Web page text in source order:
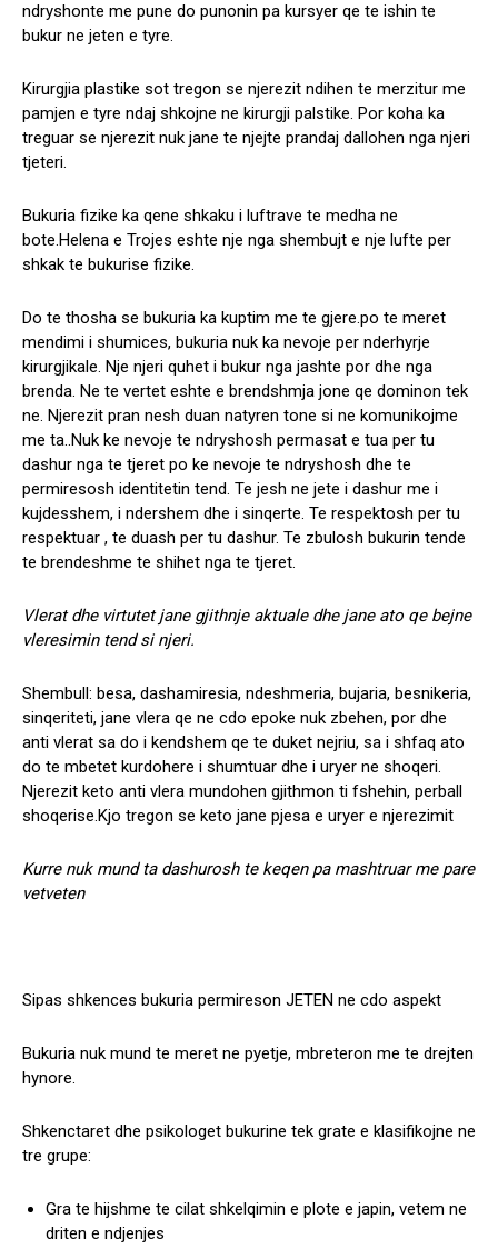
ndryshonte me pune do punonin pa kursyer qe te ishin te
bukur ne jeten e tyre.
Kirurgjia plastike sot tregon se njerezit ndihen te merzitur me
pamjen e tyre ndaj shkojne ne kirurgji palstike. Por koha ka
treguar se njerezit nuk jane te njejte prandaj dallohen nga njeri
tjeteri.
Bukuria fizike ka qene shkaku i luftrave te medha ne
bote.Helena e Trojes eshte nje nga shembujt e nje lufte per
shkak te bukurise fizike.
Do te thosha se bukuria ka kuptim me te gjere.po te meret
mendimi i shumices, bukuria nuk ka nevoje per nderhyrje
kirurgjikale. Nje njeri quhet i bukur nga jashte por dhe nga
brenda. Ne te vertet eshte e brendshmja jone qe dominon tek
ne. Njerezit pran nesh duan natyren tone si ne komunikojme
me ta..Nuk ke nevoje te ndryshosh permasat e tua per tu
dashur nga te tjeret po ke nevoje te ndryshosh dhe te
permiresosh identitetin tend. Te jesh ne jete i dashur me i
kujdesshem, i ndershem dhe i sinqerte. Te respektosh per tu
respektuar , te duash per tu dashur. Te zbulosh bukurin tende
te brendeshme te shihet nga te tjeret.
Vlerat dhe virtutet jane gjithnje aktuale dhe jane ato qe bejne
vleresimin tend si njeri.
Shembull: besa, dashamiresia, ndeshmeria, bujaria, besnikeria,
sinqeriteti, jane vlera qe ne cdo epoke nuk zbehen, por dhe
anti vlerat sa do i kendshem qe te duket nejriu, sa i shfaq ato
do te mbetet kurdohere i shumtuar dhe i uryer ne shoqeri.
Njerezit keto anti vlera mundohen gjithmon ti fshehin, perball
shoqerise.Kjo tregon se keto jane pjesa e uryer e njerezimit
Kurre nuk mund ta dashurosh te keqen pa mashtruar me pare
vetveten
Sipas shkences bukuria permireson JETEN ne cdo aspekt
Bukuria nuk mund te meret ne pyetje, mbreteron me te drejten
hynore.
Shkenctaret dhe psikologet bukurine tek grate e klasifikojne ne
tre grupe:
Gra te hijshme te cilat shkelqimin e plote e japin, vetem ne
driten e ndjenjes